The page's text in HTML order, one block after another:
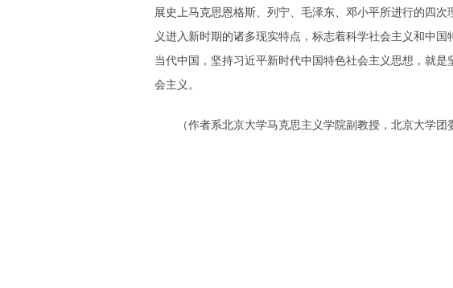
展史上马克思恩格斯、列宁、毛泽东、邓小平所进行的四
义进入新时期的诸多现实特点，标志着科学社会主义和中
当代中国，坚持习近平新时代中国特色社会主义思想，就
会主义。
（作者系北京大学马克思主义学院副教授，北京大学团